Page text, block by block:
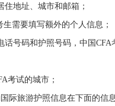
住地址、城市和邮箱；
生需要填写额外的个人信息；
话号码和护照号码，中国CFA
考试的城市；
际旅游护照信息在下面的信